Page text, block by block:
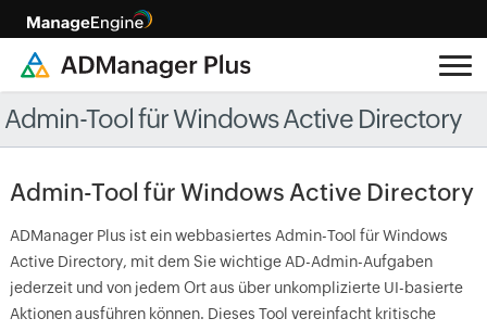
Admin-Tool für Windows Active Directory
Admin-Tool für Windows Active Directory
ADManager Plus ist ein webbasiertes Admin-Tool für Windows
Active Directory, mit dem Sie wichtige AD-Admin-Aufgaben
jederzeit und von jedem Ort aus über unkomplizierte UI-basierte
Aktionen ausführen können. Dieses Tool vereinfacht kritische